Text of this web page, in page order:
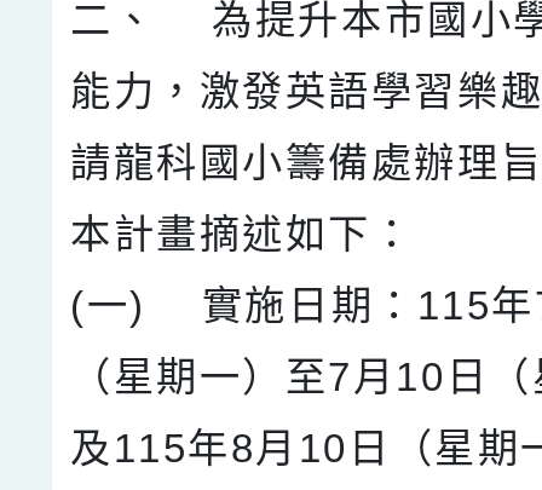
二、 為提升本市國小
能力，激發英語學習樂
請龍科國小籌備處辦理
本計畫摘述如下：
(一) 實施日期：115年
（星期一）至7月10日
及115年8月10日（星期